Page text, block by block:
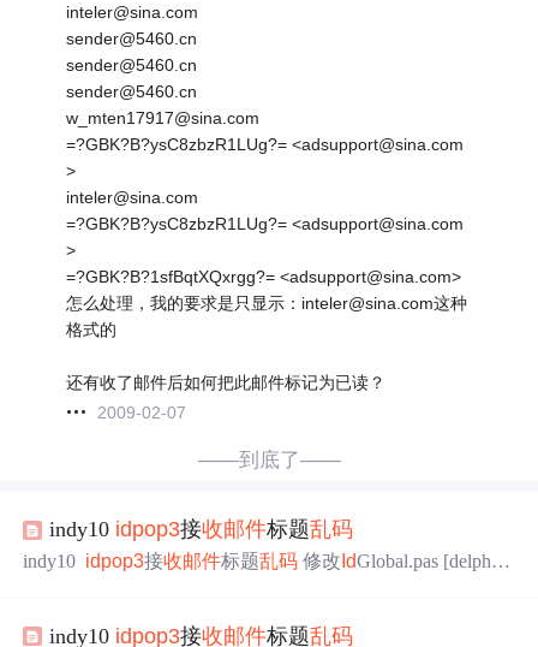
inteler@sina.com
sender@5460.cn
sender@5460.cn
sender@5460.cn
w_mten17917@sina.com
=?GBK?B?ysC8zbzR1LUg?= <adsupport@sina.com
>
inteler@sina.com
=?GBK?B?ysC8zbzR1LUg?= <adsupport@sina.com
>
=?GBK?B?1sfBqtXQxrgg?= <adsupport@sina.com>
怎么处理，我的要求是只显示：inteler@sina.com这种
格式的
还有收了邮件后如何把此邮件标记为已读？
2009-02-07
——到底了——
indy10 idpop3接收邮件标题乱码
indy10 idpop3接收邮件标题乱码 修改 IdGlobal.pas [delph
indy10 idpop3接收邮件标题乱码